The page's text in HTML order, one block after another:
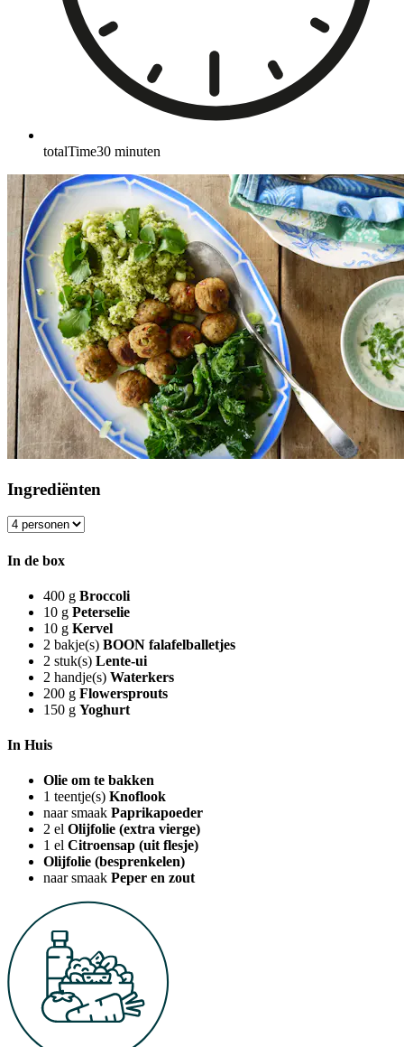
totalTime30 minuten
Ingrediënten
In de box
400 g Broccoli
10 g Peterselie
10 g Kervel
2 bakje(s) BOON falafelballetjes
2 stuk(s) Lente-ui
2 handje(s) Waterkers
200 g Flowersprouts
150 g Yoghurt
In Huis
Olie om te bakken
1 teentje(s) Knoflook
naar smaak Paprikapoeder
2 el Olijfolie (extra vierge)
1 el Citroensap (uit flesje)
Olijfolie (besprenkelen)
naar smaak Peper en zout